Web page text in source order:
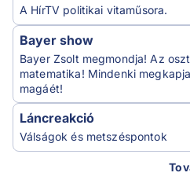
A HírTV politikai vitaműsora.
Bayer show
Bayer Zsolt megmondja! Az
matematika! Mindenki
magáét!
Láncreakció
Válságok és metszéspontok